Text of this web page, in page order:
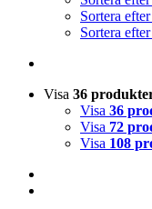
Sortera efter
Sortera efter
Visa 36
Visa 36
Visa 72
Visa 108